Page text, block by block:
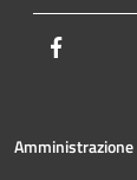
Amministrazione